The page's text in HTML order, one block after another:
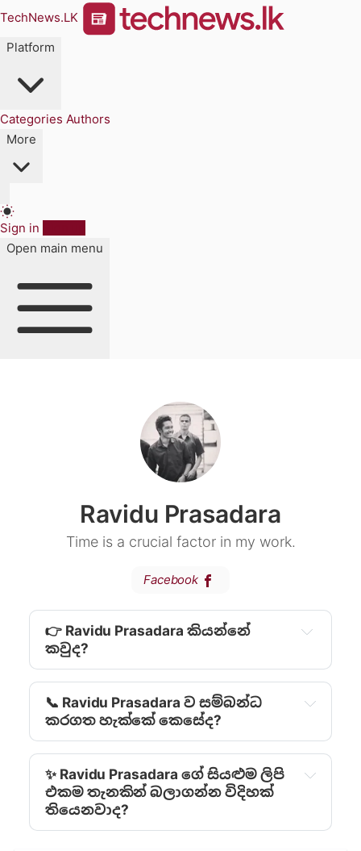
TechNews.LK
Platform
Categories Authors
More
Sign in
Open main menu
Ravidu Prasadara
Time is a crucial factor in my work.
Facebook
👉 Ravidu Prasadara කියන්නේ
කවුද?
📞 Ravidu Prasadara ව සම්බන්ධ
කරගත හැක්කේ කෙසේද?
✨ Ravidu Prasadara ‍ගේ සියළුම ලිපි
එකම තැනකින් බලාගන්න විදිහක්
තියෙනවාද?